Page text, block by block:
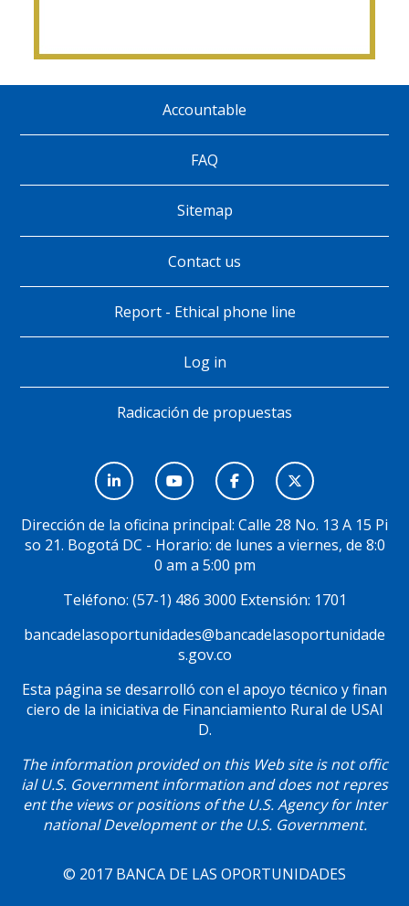
página
Accountable
FAQ
Sitemap
Contact us
Report - Ethical phone line
Log in
Radicación de propuestas
Social
Dirección de la oficina principal: Calle 28 No. 13 A 15 Pi
so 21. Bogotá DC - Horario: de lunes a viernes, de 8:0
0 am a 5:00 pm
Teléfono: (57-1) 486 3000 Extensión: 1701
bancadelasoportunidades@bancadelasoportunidade
s.gov.co
Esta página se desarrolló con el apoyo técnico y finan
ciero de la iniciativa de Financiamiento Rural de USAI
D.
The information provided on this Web site is not offic
ial U.S. Government information and does not repres
ent the views or positions of the U.S. Agency for Inter
national Development or the U.S. Government.
© 2017 BANCA DE LAS OPORTUNIDADES